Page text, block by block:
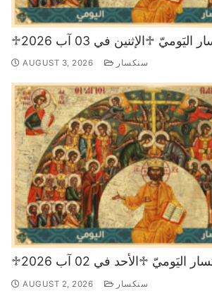
اليَوميّ ♱الإثنين في 03 آب 2026
AUGUST 3, 2026 سنكسار
اليَوميّ ♱الأحد في 02 آب 2026
AUGUST 2, 2026 سنكسار